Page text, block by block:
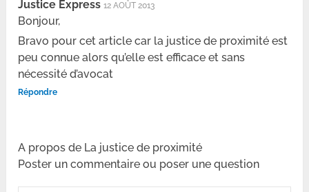
Justice Express 12 AOÛT 2013
Bonjour,
Bravo pour cet article car la justice de proximité est
peu connue alors qu’elle est efficace et sans
nécessité d’avocat
Répondre
A propos de La justice de proximité
Poster un commentaire ou poser une question